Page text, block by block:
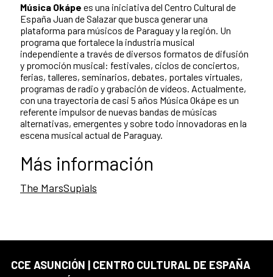
Música Okápe es una iniciativa del Centro Cultural de
España Juan de Salazar que busca generar una
plataforma para músicos de Paraguay y la región. Un
programa que fortalece la industria musical
independiente a través de diversos formatos de difusión
y promoción musical: festivales, ciclos de conciertos,
ferias, talleres, seminarios, debates, portales virtuales,
programas de radio y grabación de vídeos. Actualmente,
con una trayectoria de casi 5 años Música Okápe es un
referente impulsor de nuevas bandas de músicas
alternativas, emergentes y sobre todo innovadoras en la
escena musical actual de Paraguay.
Más información
The MarsSupials
CCE ASUNCIÓN | CENTRO CULTURAL DE ESPAÑA